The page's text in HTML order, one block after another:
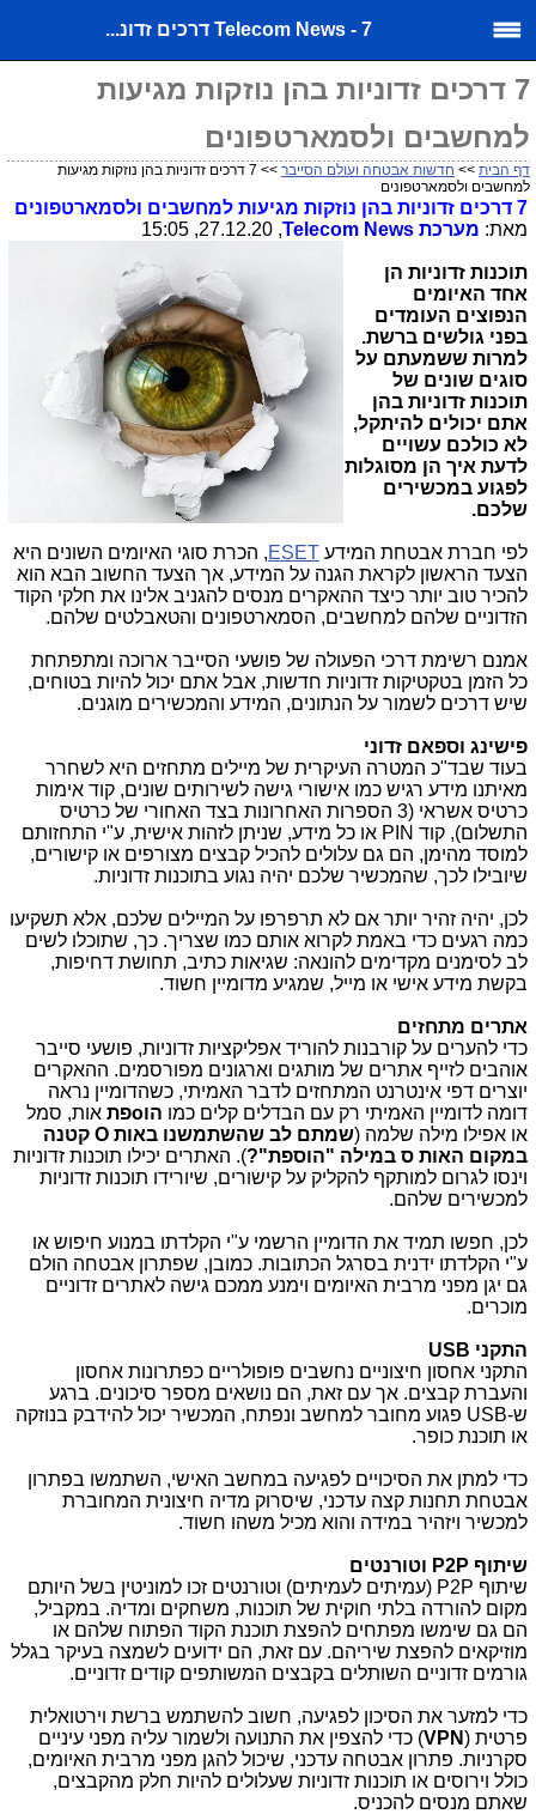
Telecom News - 7 דרכים זדונ...
7 דרכים זדוניות בהן נוזקות מגיעות
למחשבים ולסמארטפונים
דף הבית >> חדשות אבטחה ועולם הסייבר
>> 7 דרכים זדוניות בהן נוזקות מגיעות
למחשבים ולסמארטפונים
7 דרכים זדוניות בהן נוזקות מגיעות למחשבים ולסמארטפונים
מאת: מערכת Telecom News
, 27.12.20, 15:05
תוכנות זדוניות הן
אחד האיומים
הנפוצים העומדים
בפני גולשים ברשת.
למרות ששמעתם על
סוגים שונים של
תוכנות זדוניות בהן
אתם יכולים להיתקל,
לא כולכם עשויים
לדעת איך הן מסוגלות
לפגוע במכשירים
שלכם.
לפי חברת אבטחת המידע ESET, הכרת סוגי האיומים השונים היא
הצעד הראשון לקראת הגנה על המידע, אך הצעד החשוב הבא הוא
להכיר טוב יותר כיצד ההאקרים מנסים להגניב אלינו את חלקי הקוד
הזדוניים שלהם למחשבים, הסמארטפונים והטאבלטים שלהם.
אמנם רשימת דרכי הפעולה של פושעי הסייבר ארוכה ומתפתחת
כל הזמן בטקטיקות זדוניות חדשות, אבל אתם יכול להיות בטוחים,
שיש דרכים לשמור על הנתונים, המידע והמכשירים מוגנים.
פישינג וספאם זדוני
בעוד שבד"כ המטרה העיקרית של מיילים מתחזים היא לשחרר
מאיתנו מידע רגיש כמו אישורי גישה לשירותים שונים, קוד אימות
כרטיס אשראי (3 הספרות האחרונות בצד האחורי של כרטיס
התשלום), קוד PIN או כל מידע, שניתן לזהות אישית, ע"י התחזותם
למוסד מהימן, הם גם עלולים להכיל קבצים מצורפים או קישורים,
שיובילו לכך, שהמכשיר שלכם יהיה נגוע בתוכנות זדוניות.
לכן, יהיה זהיר יותר אם לא תרפרפו על המיילים שלכם, אלא תשקיעו
כמה רגעים כדי באמת לקרוא אותם כמו שצריך. כך, שתוכלו לשים
לב לסימנים מקדימים להונאה: שגיאות כתיב, תחושת דחיפות,
בקשת מידע אישי או מייל, שמגיע מדומיין חשוד.
אתרים מתחזים
כדי להערים על קורבנות להוריד אפליקציות זדוניות, פושעי סייבר
אוהבים לזייף אתרים של מותגים וארגונים מפורסמים. ההאקרים
יוצרים דפי אינטרנט המתחזים לדבר האמיתי, כשהדומיין נראה
דומה לדומיין האמיתי רק עם הבדלים קלים כמו הוoפת אות, סמל
או אפילו מילה שלמה (שמתם לב שהשתמשנו באות O קטנה
במקום האות ס במילה "הוספת"?). האתרים יכילו תוכנות זדוניות
וינסו לגרום למותקף להקליק על קישורים, שיורידו תוכנות זדוניות
למכשירים שלהם.
לכן, חפשו תמיד את הדומיין הרשמי ע"י הקלדתו במנוע חיפוש או
ע"י הקלדתו ידנית בסרגל הכתובות. כמובן, שפתרון אבטחה הולם
גם יגן מפני מרבית האיומים וימנע ממכם גישה לאתרים זדוניים
מוכרים.
התקני USB
התקני אחסון חיצוניים נחשבים פופולריים כפתרונות אחסון
והעברת קבצים. אך עם זאת, הם נושאים מספר סיכונים. ברגע
ש-USB פגוע מחובר למחשב ונפתח, המכשיר יכול להידבק בנוזקה
או תוכנת כופר.
כדי למתן את הסיכויים לפגיעה במחשב האישי, השתמשו בפתרון
אבטחת תחנות קצה עדכני, שיסרוק מדיה חיצונית המחוברת
למכשיר ויזהיר במידה והוא מכיל משהו חשוד.
שיתוף P2P וטורנטים
שיתוף P
2
P (עמיתים לעמיתים) וטורנטים זכו למוניטין בשל היותם
מקום להורדה בלתי חוקית של תוכנות, משחקים ומדיה. במקביל,
הם גם שימשו מפתחים להפצת תוכנת הקוד הפתוח שלהם או
מוזיקאים להפצת שיריהם. עם זאת, הם ידועים לשמצה בעיקר בגלל
גורמים זדוניים השותלים בקבצים המשותפים קודים זדוניים.
כדי למזער את הסיכון לפגיעה, חשוב להשתמש ברשת וירטואלית
פרטית (VPN) כדי להצפין את התנועה ולשמור עליה מפני עיניים
סקרניות. פתרון אבטחה עדכני, שיכול להגן מפני מרבית האיומים,
כולל וירוסים או תוכנות זדוניות שעלולים להיות חלק מהקבצים,
שאתם מנסים להכניס.